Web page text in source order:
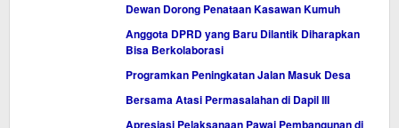
Dewan Dorong Penataan Kasawan Kumuh
Anggota DPRD yang Baru Dilantik Diharapkan
Bisa Berkolaborasi
Programkan Peningkatan Jalan Masuk Desa
Bersama Atasi Permasalahan di Dapil III
Apresiasi Pelaksanaan Pawai Pembangunan di